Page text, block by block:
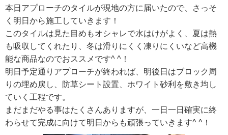
本日アプローチのタイルが現地の方に届いたので、さっそ
く明日から施工していきます！
このタイルは見た目めもオシャレで水はけがよく、夏は熱
も吸収してくれたり、冬は滑りにくく凍りにくいなど高機
能な商品なのでおススメです^ ^！
明日予定通りアプローチが終われば、明後日はブロック周
りの埋め戻し、防草シート設置、ホワイト砂利を敷き均し
ていく工程です。
まだまだやる事はたくさんありますが、一日一日確実に終
わらせて完成に向けて明日からも頑張っていきます^ ^！